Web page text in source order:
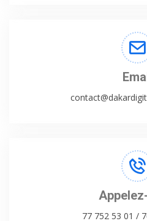
77 752 53 01 /